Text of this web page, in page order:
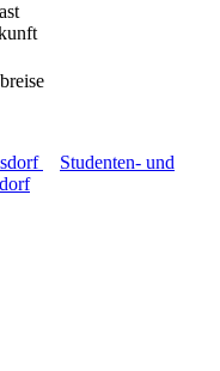
Studenten- und